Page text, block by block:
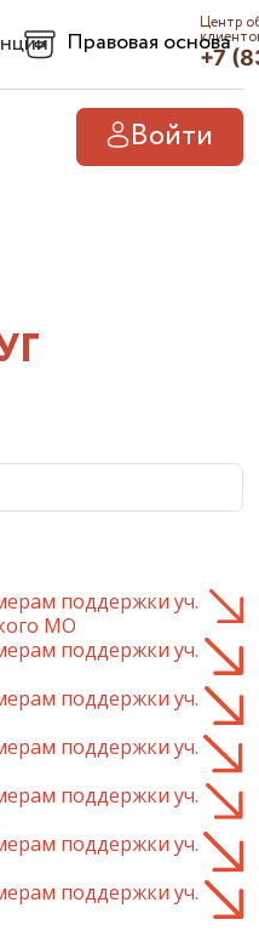
Правовая основа
Центр
+7
Войти
поддержки уч.
МО
поддержки уч.
поддержки уч.
поддержки уч.
поддержки уч.
поддержки уч.
поддержки уч.